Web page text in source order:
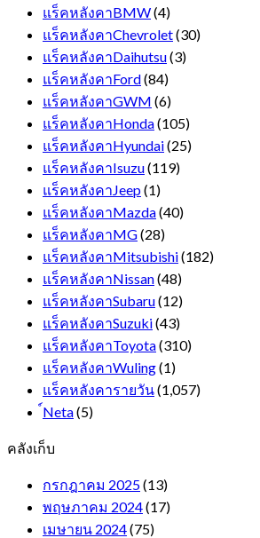
แร็คหลังคาBMW(4)
แร็คหลังคาChevrolet(30)
แร็คหลังคาDaihutsu(3)
แร็คหลังคาFord(84)
แร็คหลังคาGWM (6)
แร็คหลังคาHonda(105)
แร็คหลังคาHyundai(25)
แร็คหลังคาIsuzu(119)
แร็คหลังคาJeep(1)
แร็คหลังคาMazda(40)
แร็คหลังคาMG(28)
แร็คหลังคาMitsubishi(182)
แร็คหลังคาNissan(48)
แร็คหลังคาSubaru(12)
แร็คหลังคาSuzuki(43)
แร็คหลังคาToyota(310)
แร็คหลังคาWuling(1)
แร็คหลังคารายวัน(1,057)
์Neta(5)
คลังเก็บ
กรกฎาคม 2025(13)
พฤษภาคม 2024(17)
เมษายน 2024(75)